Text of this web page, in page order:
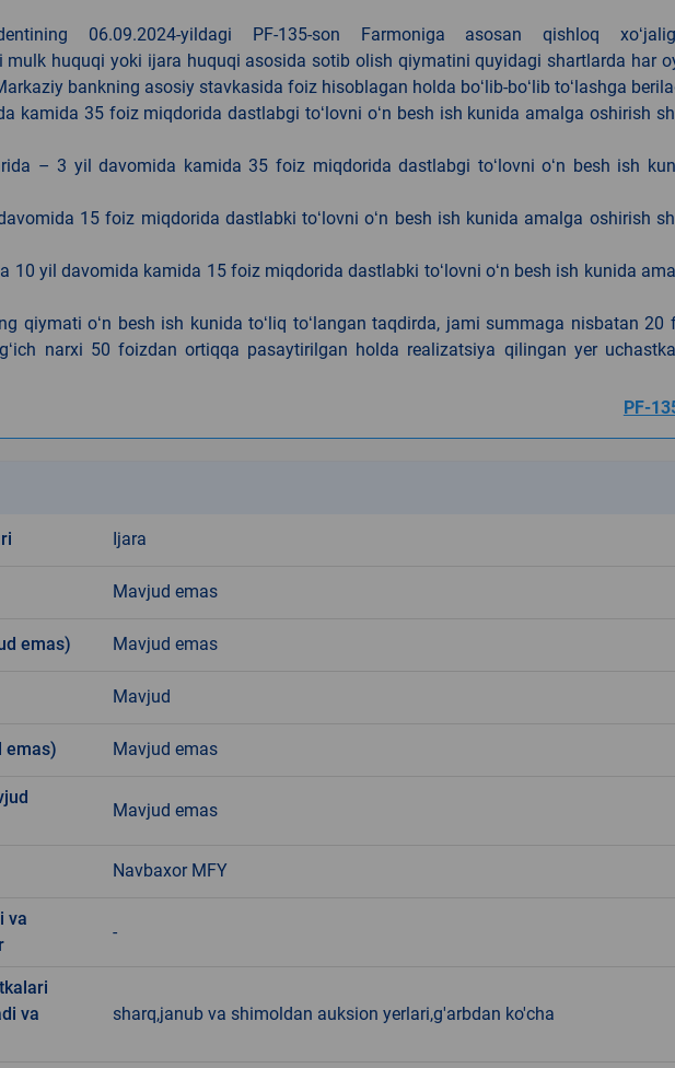
06.09.2024-yildagi PF-135-son Farmoniga asosan qishloq
mulk huquqi yoki ijara huquqi asosida sotib olish qiymatini quyidagi shartlarda har
bankning asosiy stavkasida foiz hisoblagan holda boʻlib-boʻlib toʻlashga
kamida 35 foiz miqdorida dastlabgi toʻlovni oʻn besh ish kunida amalga oshirish
– 3 yil davomida kamida 35 foiz miqdorida dastlabgi toʻlovni oʻn besh ish
15 foiz miqdorida dastlabki toʻlovni oʻn besh ish kunida amalga oshirish
10 yil davomida kamida 15 foiz miqdorida dastlabki toʻlovni oʻn besh ish kunida
qiymati oʻn besh ish kunida toʻliq toʻlangan taqdirda, jami summaga nisbatan 20
narxi 50 foizdan ortiqqa pasaytirilgan holda realizatsiya qilingan yer
PF-
Ijara
Mavjud emas
emas) Mavjud emas
Mavjud
emas) Mavjud emas
Mavjud emas
Navbaxor MFY
va
-
va
sharq,janub va shimoldan auksion yerlari,g'arbdan ko'cha